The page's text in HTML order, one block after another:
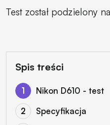
Test został podzielony
Spis treści
Nikon D610 - test
Specyfikacja